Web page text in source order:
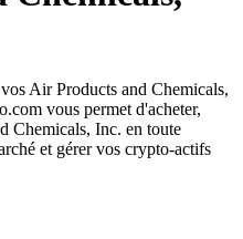
Air Products and Chemicals,
vous permet d'acheter,
Chemicals, Inc. en toute
et gérer vos crypto-actifs